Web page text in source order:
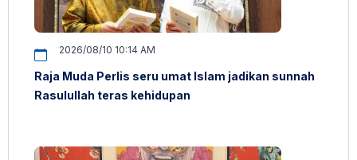
2026/08/10 10:14 AM
Raja Muda Perlis seru umat Islam jadikan sunnah
Rasulullah teras kehidupan